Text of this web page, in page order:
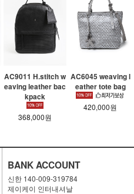
AC9011 H.stitch w
eaving leather bac
kpack
368,000원
AC6045 weaving l
eather tote bag
420,000원
BANK ACCOUNT
신한 140-009-319784
제이케이 인터내셔날